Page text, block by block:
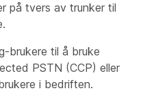
på tvers av trunker til
brukere til å bruke
PSTN (CCP) eller
i bedriften.